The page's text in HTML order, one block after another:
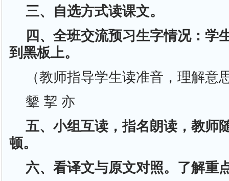
三、自选方式读课文。
四、全班交流预习生字情况：学
到黑板上。
（教师指导学生读准音，理解意
颦 挈 亦
五、小组互读，指名朗读，教师
顿。
六、看译文与原文对照。了解重